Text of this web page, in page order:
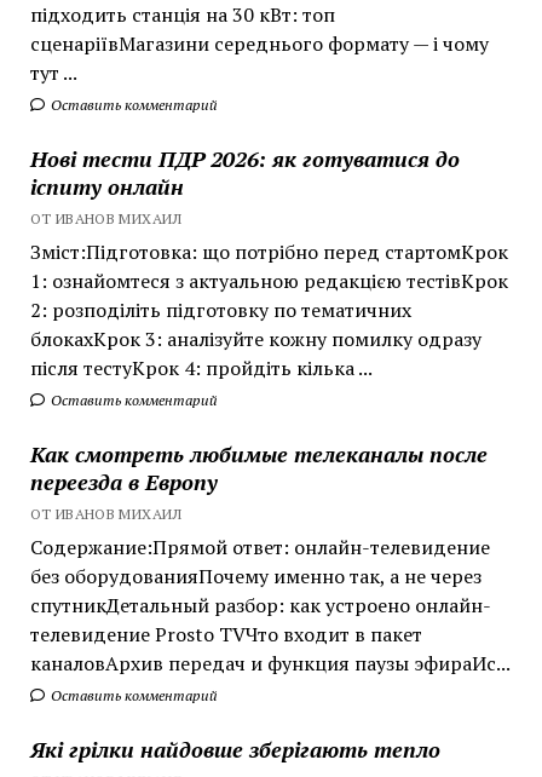
підходить станція на 30 кВт: топ
сценаріївМагазини середнього формату — і чому
тут ...
Оставить комментарий
Нові тести ПДР 2026: як готуватися до
іспиту онлайн
ОТ ИВАНОВ МИХАИЛ
Зміст:Підготовка: що потрібно перед стартомКрок
1: ознайомтеся з актуальною редакцією тестівКрок
2: розподіліть підготовку по тематичних
блокахКрок 3: аналізуйте кожну помилку одразу
після тестуКрок 4: пройдіть кілька ...
Оставить комментарий
Как смотреть любимые телеканалы после
переезда в Европу
ОТ ИВАНОВ МИХАИЛ
Содержание:Прямой ответ: онлайн-телевидение
без оборудованияПочему именно так, а не через
спутникДетальный разбор: как устроено онлайн-
телевидение Prosto TVЧто входит в пакет
каналовАрхив передач и функция паузы эфираИс...
Оставить комментарий
Які грілки найдовше зберігають тепло